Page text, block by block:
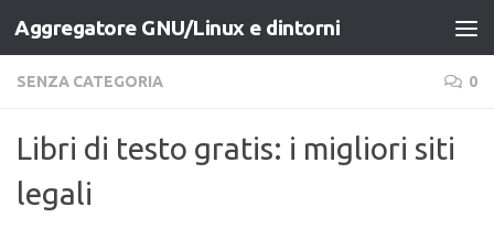
Salta al contenuto
Aggregatore GNU/Linux e dintorni
SENZA CATEGORIA 0
Libri di testo gratis: i migliori siti
legali